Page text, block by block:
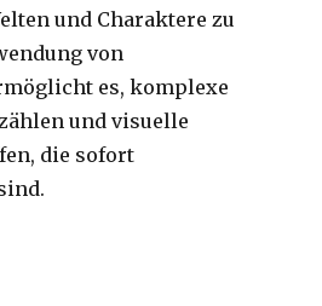
und Charaktere zu
von
es, komplexe
und visuelle
die sofort